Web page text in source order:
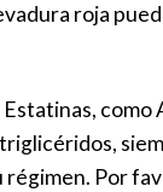
roja
Por